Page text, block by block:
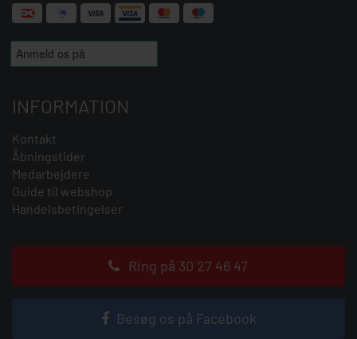
INFORMATION
Kontakt
Åbningstider
Medarbejdere
Guide til webshop
Handelsbetingelser
Ring på 30 27 46 47
Besøg os på Facebook